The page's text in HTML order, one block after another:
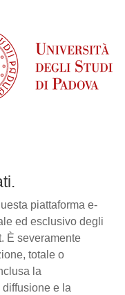
piattaforma e-
ed esclusivo degli
È severamente
totale o
la
e la